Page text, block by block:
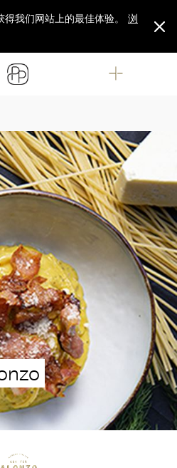
浏
我们网站上的最佳体验。
浏